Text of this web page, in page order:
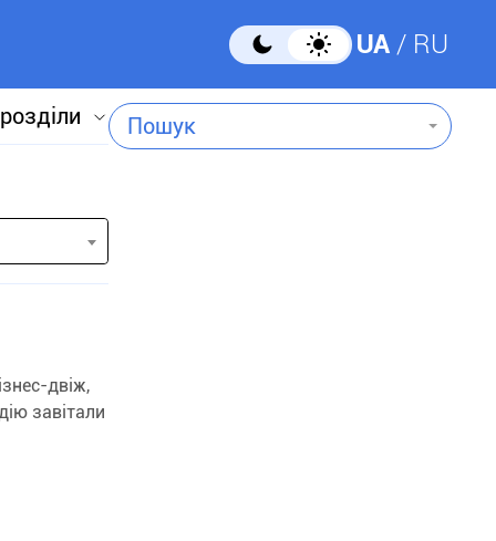
UA RU
Пошук
двіж,
завітали